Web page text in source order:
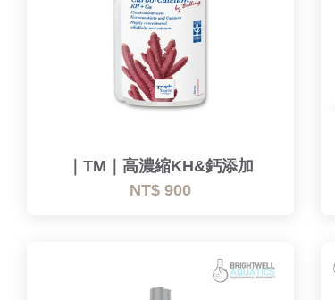
｜TM｜高濃縮KH&鈣添加
NT$ 900